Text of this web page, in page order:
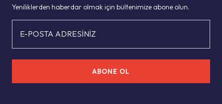
Yeniliklerden haberdar olmak için bültenimize abone olun.
E-POSTA ADRESİNİZ
ABONE OL